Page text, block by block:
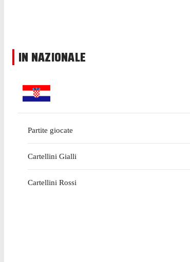
IN NAZIONALE
Partite giocate
Cartellini Gialli
Cartellini Rossi